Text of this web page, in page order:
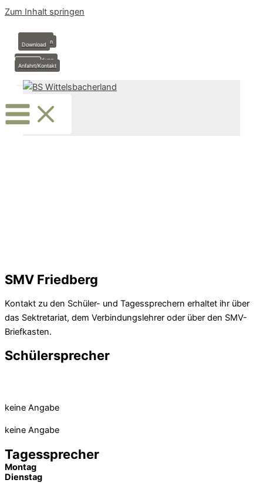
Zum Inhalt springen
Stundenplan
Download
Krankmeldung
Termine
Anfahrt/Kontakt
SMV Friedberg
Kontakt zu den Schüler- und Tagessprechern erhaltet ihr über
das Sektretariat, dem Verbindungslehrer oder über den SMV-
Briefkasten.
Schülersprecher
keine Angabe
keine Angabe
Tagessprecher
Montag
Dienstag